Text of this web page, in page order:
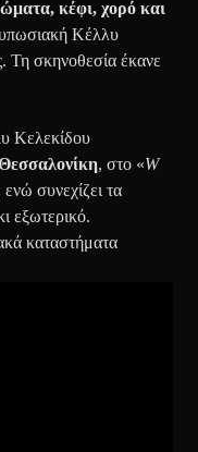
κέφι, χορό και
Κέλλυ
Τη σκηνοθεσία έκανε
Κελεκίδου
, στο «W
συνεχίζει τα
εξωτερικό.
καταστήματα